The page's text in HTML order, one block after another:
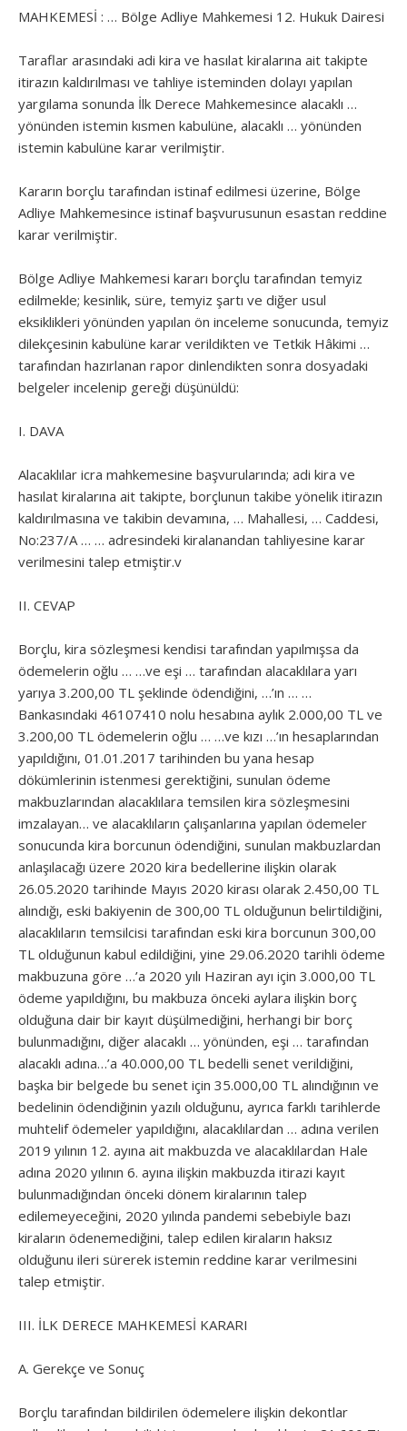
MAHKEMESİ : … Bölge Adliye Mahkemesi 12. Hukuk Dairesi
Taraflar arasındaki adi kira ve hasılat kiralarına ait takipte
itirazın kaldırılması ve tahliye isteminden dolayı yapılan
yargılama sonunda İlk Derece Mahkemesince alacaklı …
yönünden istemin kısmen kabulüne, alacaklı … yönünden
istemin kabulüne karar verilmiştir.
Kararın borçlu tarafından istinaf edilmesi üzerine, Bölge
Adliye Mahkemesince istinaf başvurusunun esastan reddine
karar verilmiştir.
Bölge Adliye Mahkemesi kararı borçlu tarafından temyiz
edilmekle; kesinlik, süre, temyiz şartı ve diğer usul
eksiklikleri yönünden yapılan ön inceleme sonucunda, temyiz
dilekçesinin kabulüne karar verildikten ve Tetkik Hâkimi …
tarafından hazırlanan rapor dinlendikten sonra dosyadaki
belgeler incelenip gereği düşünüldü:
I. DAVA
Alacaklılar icra mahkemesine başvurularında; adi kira ve
hasılat kiralarına ait takipte, borçlunun takibe yönelik itirazın
kaldırılmasına ve takibin devamına, … Mahallesi, … Caddesi,
No:237/A … … adresindeki kiralanandan tahliyesine karar
verilmesini talep etmiştir.v
II. CEVAP
Borçlu, kira sözleşmesi kendisi tarafından yapılmışsa da
ödemelerin oğlu … …ve eşi … tarafından alacaklılara yarı
yarıya 3.200,00 TL şeklinde ödendiğini, …’ın … …
Bankasındaki 46107410 nolu hesabına aylık 2.000,00 TL ve
3.200,00 TL ödemelerin oğlu … …ve kızı …’ın hesaplarından
yapıldığını, 01.01.2017 tarihinden bu yana hesap
dökümlerinin istenmesi gerektiğini, sunulan ödeme
makbuzlarından alacaklılara temsilen kira sözleşmesini
imzalayan… ve alacaklıların çalışanlarına yapılan ödemeler
sonucunda kira borcunun ödendiğini, sunulan makbuzlardan
anlaşılacağı üzere 2020 kira bedellerine ilişkin olarak
26.05.2020 tarihinde Mayıs 2020 kirası olarak 2.450,00 TL
alındığı, eski bakiyenin de 300,00 TL olduğunun belirtildiğini,
alacaklıların temsilcisi tarafından eski kira borcunun 300,00
TL olduğunun kabul edildiğini, yine 29.06.2020 tarihli ödeme
makbuzuna göre …’a 2020 yılı Haziran ayı için 3.000,00 TL
ödeme yapıldığını, bu makbuza önceki aylara ilişkin borç
olduğuna dair bir kayıt düşülmediğini, herhangi bir borç
bulunmadığını, diğer alacaklı … yönünden, eşi … tarafından
alacaklı adına…’a 40.000,00 TL bedelli senet verildiğini,
başka bir belgede bu senet için 35.000,00 TL alındığının ve
bedelinin ödendiğinin yazılı olduğunu, ayrıca farklı tarihlerde
muhtelif ödemeler yapıldığını, alacaklılardan … adına verilen
2019 yılının 12. ayına ait makbuzda ve alacaklılardan Hale
adına 2020 yılının 6. ayına ilişkin makbuzda itirazi kayıt
bulunmadığından önceki dönem kiralarının talep
edilemeyeceğini, 2020 yılında pandemi sebebiyle bazı
kiraların ödenemediğini, talep edilen kiraların haksız
olduğunu ileri sürerek istemin reddine karar verilmesini
talep etmiştir.
III. İLK DERECE MAHKEMESİ KARARI
A. Gerekçe ve Sonuç
Borçlu tarafından bildirilen ödemelere ilişkin dekontlar